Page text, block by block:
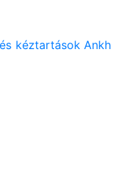
kéztartások Ankh